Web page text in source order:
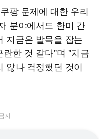
팡 문제에 대한 우리
분야에서도 한미 간
지금은 발목을 잡는
한 것 같다"며 "지금
않나 걱정했던 것이
지